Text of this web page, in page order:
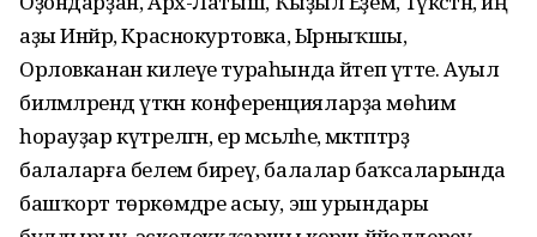
аҙы Инйәр, Краснокуртовка, Ырныҡшы,
Орловканан килеүе тураһында әйтеп үтте. Ауыл
биләмәләрендә үткән конференцияларҙа мөһим
һорауҙар күтәрелгән, ер мәсьәләһе, мәктәптәрҙә
балаларға белем биреү, балалар баҡсаларында
башҡорт төркөмдәре асыу, эш урындары